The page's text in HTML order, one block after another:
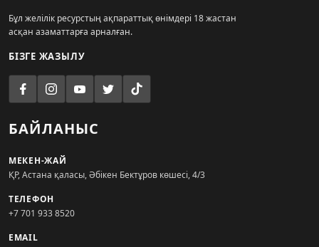
Бұл желілік ресурстың ақпараттық өнімдері 18 жастан
асқан азаматтарға арналған.
БІЗГЕ ЖАЗЫЛУ
БАЙЛАНЫС
МЕКЕН-ЖАЙ
ҚР, Астана қаласы, Әбікен Бектұров көшесі, 4/3
ТЕЛЕФОН
+7 701 933 8520
EMAIL